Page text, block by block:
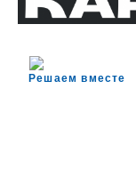
Решаем вместе